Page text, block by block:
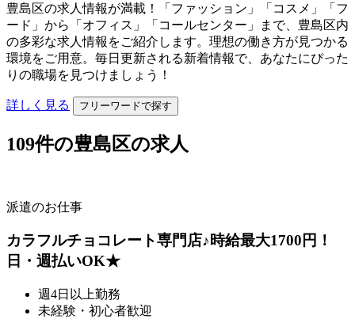
豊島区の求人情報が満載！「ファッション」「コスメ」「フ
ード」から「オフィス」「コールセンター」まで、豊島区内
の多彩な求人情報をご紹介します。理想の働き方が見つかる
環境をご用意。毎日更新される新着情報で、あなたにぴった
りの職場を見つけましょう！
詳しく見る フリーワードで探す
109件の豊島区の求人
派遣のお仕事
カラフルチョコレート専門店♪時給最大1700円！
日・週払いOK★
週4日以上勤務
未経験・初心者歓迎